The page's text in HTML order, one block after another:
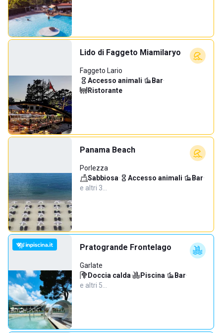
Lido di Faggeto Miamilaryo
Faggeto Lario
Accesso animali· Bar·
Ristorante
Panama Beach
Porlezza
Sabbiosa· Accesso animali· Bar·
e altri 3…
Pratogrande Frontelago
Garlate
Doccia calda· Piscina· Bar·
e altri 5…